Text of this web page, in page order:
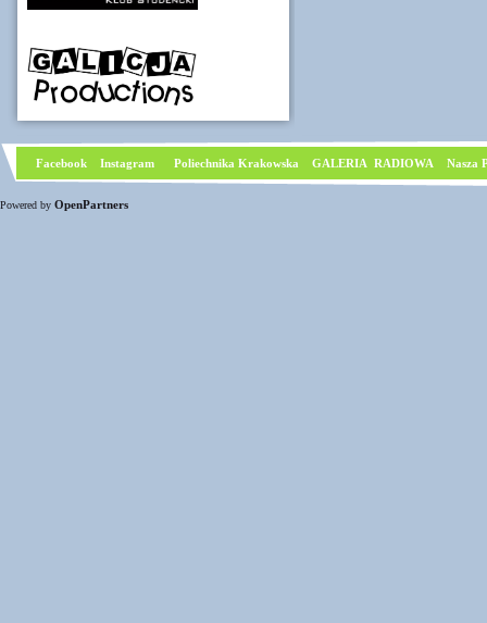
Facebook Instagram Poliechnika Krakowska GALERIA RADIOWA Nasza
Powered by OpenPartners